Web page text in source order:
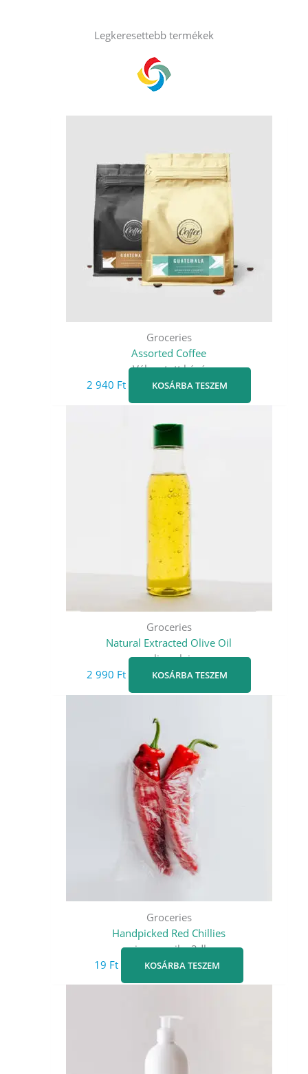
Legkeresettebb termékek
Groceries
Assorted Coffee
Válogatott kávé
2 940 Ft KOSÁRBA TESZEM
Groceries
Natural Extracted Olive Oil
oliva olaj
2 990 Ft KOSÁRBA TESZEM
Groceries
Handpicked Red Chillies
pirospaprika 2db
19 Ft KOSÁRBA TESZEM